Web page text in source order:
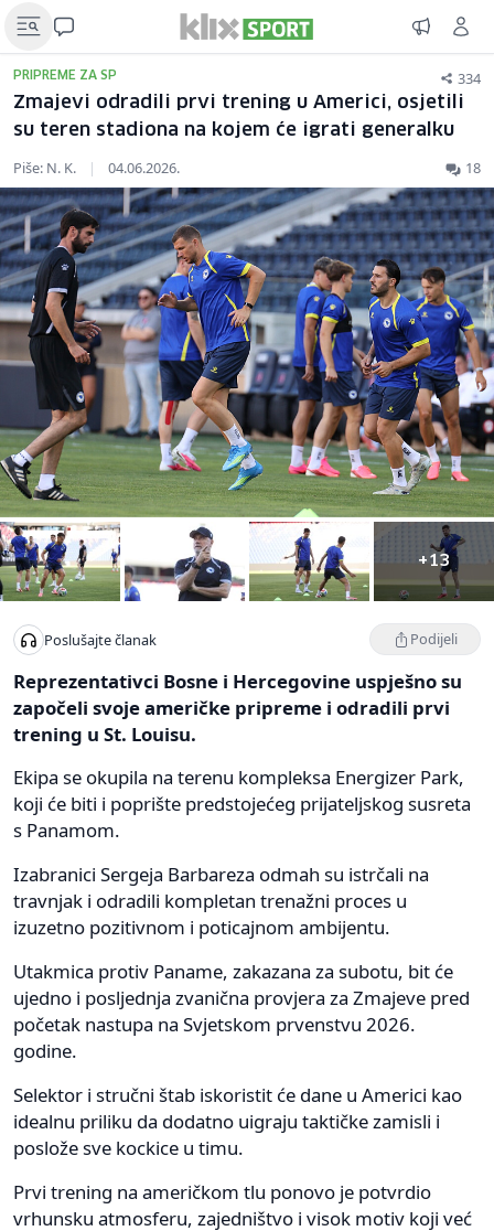
PRIPREME ZA SP 334
Zmajevi odradili prvi trening u Americi, osjetili
su teren stadiona na kojem će igrati generalku
Piše: N. K. | 04.06.2026. 18
+13
Poslušajte članak Podijeli
Reprezentativci Bosne i Hercegovine uspješno su
započeli svoje američke pripreme i odradili prvi
trening u St. Louisu.
Ekipa se okupila na terenu kompleksa Energizer Park,
koji će biti i poprište predstojećeg prijateljskog susreta
s Panamom.
Izabranici Sergeja Barbareza odmah su istrčali na
travnjak i odradili kompletan trenažni proces u
izuzetno pozitivnom i poticajnom ambijentu.
Utakmica protiv Paname, zakazana za subotu, bit će
ujedno i posljednja zvanična provjera za Zmajeve pred
početak nastupa na Svjetskom prvenstvu 2026.
godine.
Selektor i stručni štab iskoristit će dane u Americi kao
idealnu priliku da dodatno uigraju taktičke zamisli i
poslože sve kockice u timu.
Prvi trening na američkom tlu ponovo je potvrdio
vrhunsku atmosferu, zajedništvo i visok motiv koji već